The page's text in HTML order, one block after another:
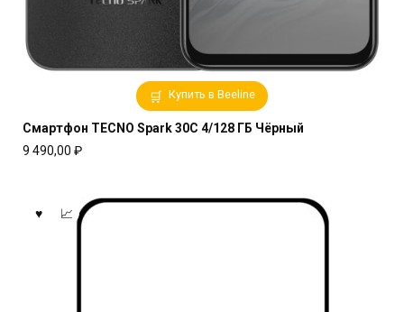
Купить в Beeline
Смартфон TECNO Spark 30C 4/128 ГБ Чёрный
9 490,00 ₽